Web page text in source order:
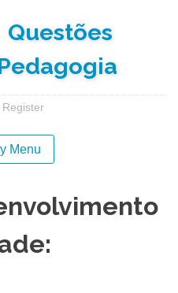
Questões
Register
Menu